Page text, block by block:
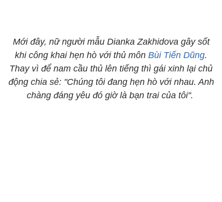
Mới đây, nữ người mẫu Dianka Zakhidova gây sốt
khi công khai hẹn hò với thủ môn Bùi Tiến Dũng.
Thay vì để nam cầu thủ lên tiếng thì gái xinh lại chủ
động chia sẻ: "Chúng tôi đang hẹn hò với nhau. Anh
chàng đáng yêu đó giờ là bạn trai của tôi".